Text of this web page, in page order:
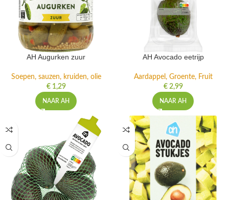
AH Augurken zuur
Soepen, sauzen, kruiden, olie
€1,29
NAAR AH
AH Avocado eetrijp
Aardappel, Groente, Fruit
€2,99
NAAR AH